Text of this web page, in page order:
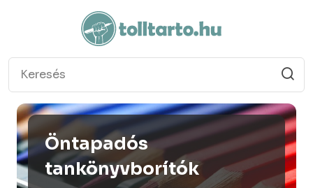
Öntapadós
tankönyvborítók